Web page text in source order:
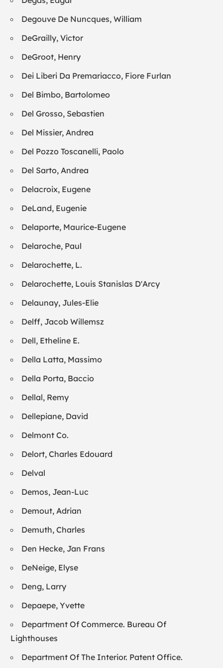
Degouve De Nuncques, William
DeGrailly, Victor
DeGroot, Henry
Dei Liberi Da Premariacco, Fiore Furlan
Del Bimbo, Bartolomeo
Del Grosso, Sebastien
Del Missier, Andrea
Del Pozzo Toscanelli, Paolo
Del Sarto, Andrea
Delacroix, Eugene
DeLand, Eugenie
Delaporte, Maurice-Eugene
Delaroche, Paul
Delarochette, L.
Delarochette, Louis Stanislas D'Arcy
Delaunay, Jules-Elie
Delff, Jacob Willemsz
Dell, Etheline E.
Della Latta, Massimo
Della Porta, Baccio
Dellal, Remy
Dellepiane, David
Delmont Co.
Delort, Charles Edouard
Delval
Demos, Jean-Luc
Demout, Adrian
Demuth, Charles
Den Hecke, Jan Frans
DeNeige, Elyse
Deng, Larry
Depaepe, Yvette
Department Of Commerce. Bureau Of
Lighthouses
Department Of The Interior. Patent Office.